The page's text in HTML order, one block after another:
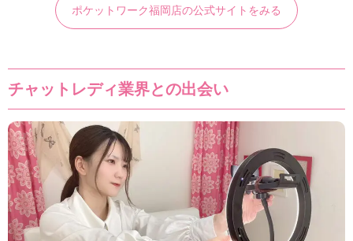
ポケットワーク福岡店の公式サイトをみる
チャットレディ業界との出会い